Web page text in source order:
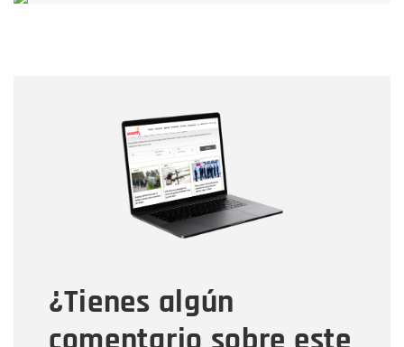
¿Tienes algún
Correo electrónico
Tipo de comentario
Mensaje